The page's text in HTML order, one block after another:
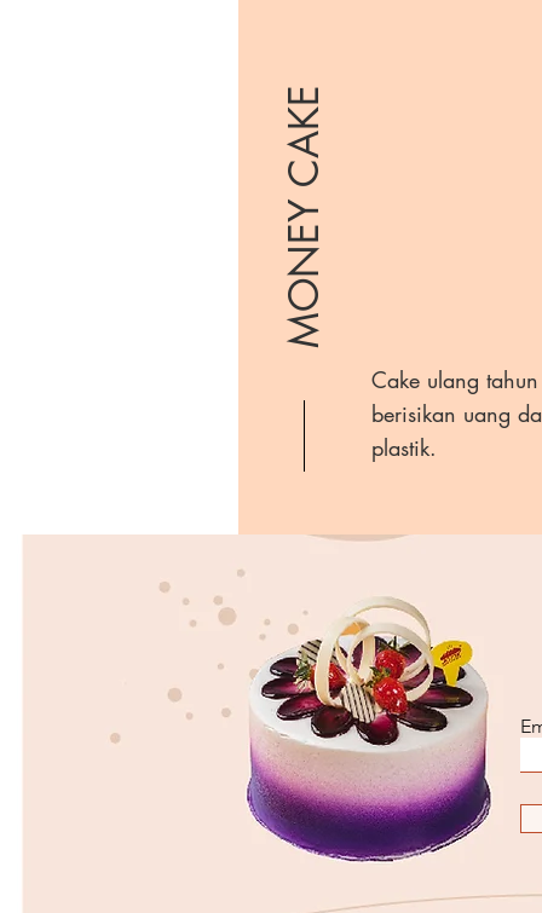
MONEY CAKE
Cake ulang tahun
berisikan uang
plastik.